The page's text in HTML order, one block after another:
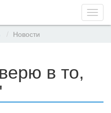
Новости
в то,